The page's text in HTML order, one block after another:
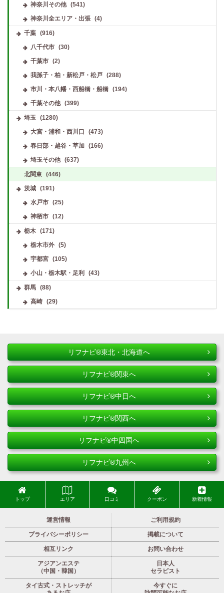
神奈川その他
(541)
神奈川全エリア・出張
(4)
千葉 (916)
八千代市
(30)
千葉市
(2)
我孫子・柏・新松戸・松戸
(288)
市川・本八幡・西船橋・船橋
(194)
千葉その他
(399)
埼玉 (1280)
大宮・浦和・西川口
(473)
春日部・越谷・草加
(166)
埼玉その他
(637)
北関東 (446)
茨城 (191)
水戸市
(25)
神栖市
(12)
栃木 (171)
栃木市外
(5)
宇都宮
(105)
小山・栃木駅・足利
(43)
群馬 (88)
高崎
(29)
リフナビ®東北・北海道へ
リフナビ®関東へ
リフナビ®中日へ
リフナビ®関西へ
リフナビ®中四国へ
リフナビ®九州へ
トップ エリア 口コミ クーポン 新着情報
運営情報 ご利用規約
プライバシーポリシー 掲載について
相互リンク お問い合わせ
アジアンエステ
（中国・韓国）
日本人
セラピスト
タイ古式・ストレッチが
今すぐに